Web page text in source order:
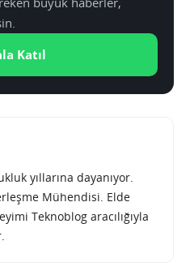
Katıl
yıllarına dayanıyor.
Mühendisi. Elde
Teknoblog aracılığıyla